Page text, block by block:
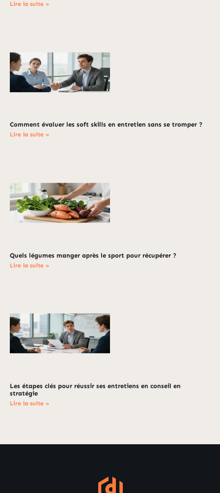
Lire la suite »
Comment évaluer les soft skills en entretien sans se tromper ?
Lire la suite »
Quels légumes manger après le sport pour récupérer ?
Lire la suite »
Les étapes clés pour réussir ses entretiens en conseil en
stratégie
Lire la suite »